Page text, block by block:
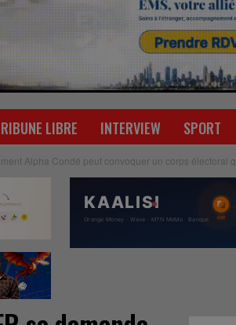
LIBRE INTERVIEW SPORT
Alpha Condé peut convoquer un corps électoral